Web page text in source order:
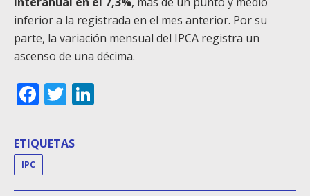
inferior a la registrada en el mes anterior. Por su
parte, la variación mensual del IPCA registra un
ascenso de una décima.
Facebook
Twitter
ETIQUETAS
IPC